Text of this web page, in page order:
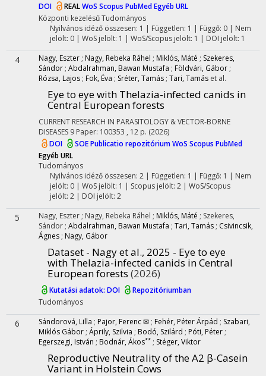
DOI
REALWoS Scopus PubMedEgyéb URL
Központi kezelésűTudományos
Nyilvános idéző összesen: 1 | Független: 1 | Függő: 0 | Nem
jelölt: 0 | WoS jelölt: 1 | WoS/Scopus jelölt: 1 | DOI jelölt: 1
4 Nagy, Eszter ; Nagy, Rebeka Ráhel ; Miklós, Máté ; Szekeres,
Sándor ; Abdalrahman, Bawan Mustafa ; Földvári, Gábor ;
Rózsa, Lajos ; Fok, Éva ; Sréter, Tamás ; Tari, Tamás et al.
Eye to eye with Thelazia-infected canids in
Central European forests
CURRENT RESEARCH IN PARASITOLOGY & VECTOR-BORNE
DISEASES 9 Paper: 100353 , 12 p. (2026)
DOI
SOE Publicatio repozitóriumWoS Scopus PubMed
Egyéb URL
Tudományos
Nyilvános idéző összesen: 2| Független: 1 | Függő: 1 | Nem
jelölt: 0 | WoS jelölt: 1 | Scopus jelölt: 2 | WoS/Scopus
jelölt: 2 | DOI jelölt: 2
5 Nagy, Eszter ; Nagy, Rebeka Ráhel ; Miklós, Máté ; Szekeres,
Sándor ; Abdalrahman, Bawan Mustafa ; Tari, Tamás ; Csivincsik,
Ágnes ; Nagy, Gábor
Dataset - Nagy et al., 2025 - Eye to eye
with Thelazia-infected canids in Central
European forests (2026)
Kutatási adatok: DOI
Repozitóriumban
Tudományos
6 Sándorová, Lilla ; Pajor, Ferenc ✉ ; Fehér, Péter Árpád ; Szabari,
Miklós Gábor ; Áprily, Szilvia ; Bodó, Szilárd ; Póti, Péter ;
Egerszegi, István ; Bodnár, Ákos** ; Stéger, Viktor
Reproductive Neutrality of the A2 β-Casein
Variant in Holstein Cows